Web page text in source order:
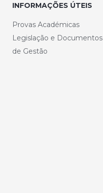
INFORMAÇÕES ÚTEIS
Provas Académicas
Legislação e Documentos
de Gestão